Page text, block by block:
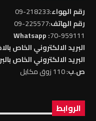
رقم الهواء:218233-09
رقم الهاتف:225577-09
70-959111
: Whatsapp
البريد الالكتروني الخاص
البريد الالكتروني الخاص
ص.ب: 110 زوق مكايل
الروابط